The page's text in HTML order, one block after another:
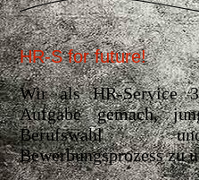
HR-S for future!
Wir als HR-Service
Aufgabe gemach,
Berufswahl
Bewerbungsprozess zu